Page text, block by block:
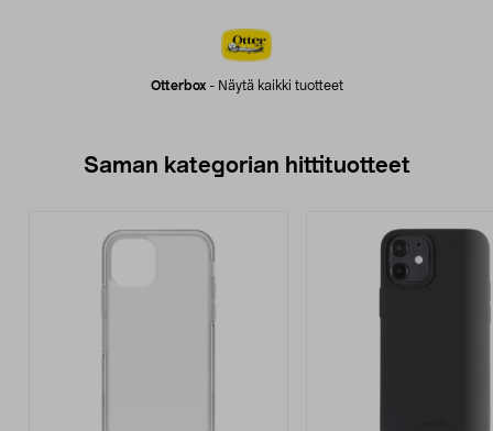
Otterbox- Näytä kaikki tuotteet
Saman kategorian hittituotteet